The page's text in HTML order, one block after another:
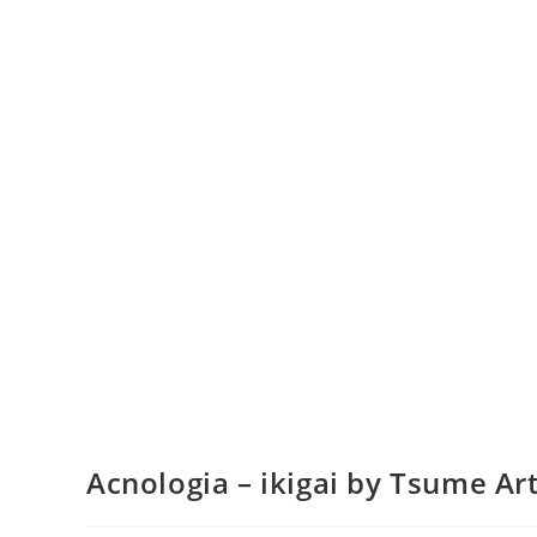
Acnologia – ikigai by Tsume